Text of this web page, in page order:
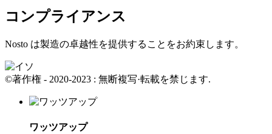
コンプライアンス
Nosto は製造の卓越性を提供することをお約束します。
©著作権 - 2020-2023 : 無断複写·転載を禁じます.
ワッツアップ